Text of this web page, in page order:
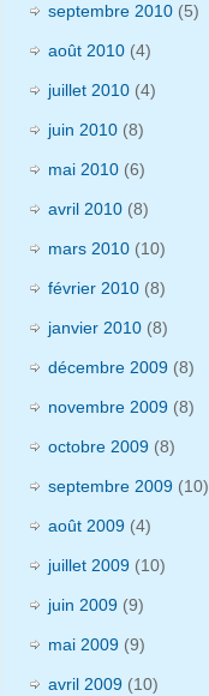
septembre 2010 (5)
août 2010 (4)
juillet 2010 (4)
juin 2010 (8)
mai 2010 (6)
avril 2010 (8)
mars 2010 (10)
février 2010 (8)
janvier 2010 (8)
décembre 2009 (8)
novembre 2009 (8)
octobre 2009 (8)
septembre 2009 (10)
août 2009 (4)
juillet 2009 (10)
juin 2009 (9)
mai 2009 (9)
avril 2009 (10)